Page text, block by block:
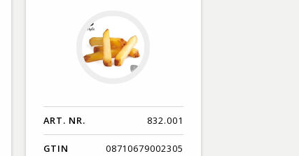
ART. NR. 832.001
GTIN 08710679002305